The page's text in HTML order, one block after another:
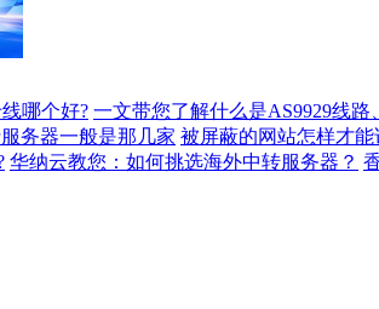
哪个好? 一文带您了解什么是AS9929线
务器一般是那几家 被屏蔽的网站怎样才
华纳云教您：如何挑选海外中转服务器？ 